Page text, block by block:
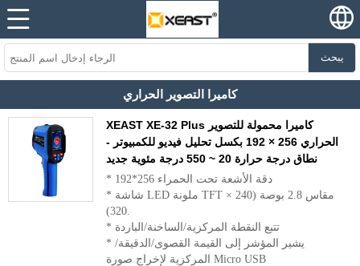
يبحث
كاميرا التصوير الحراري
XEAST XE-32 Plus كاميرا محمولة للتصوير
الحراري 256 × 192 بكسل تحليل فيديو للكمبيوتر -
نطاق درجة حرارة 20 ~ 550 درجة مئوية جديد
* دقة الأشعة تحت الحمراء 256*192
* شاشة LED ملونة TFT مقاس 2.8 بوصة (240 ×
320).
* تتبع النقطة المركزية/الساخنة/الباردة
* يشير المؤشر إلى القيمة القصوى/الدقيقة/
المركزية لإخراج صورة Micro USB